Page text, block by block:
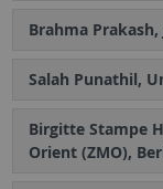
Brahma
Salah Punathil,
Birgitte Stampe
Orient (ZMO),